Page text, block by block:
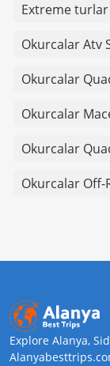
Extreme
Okurcalar Atv
Okurcalar
Okurcalar
Okurcalar
Okurcalar Off-
Explore Alanya,